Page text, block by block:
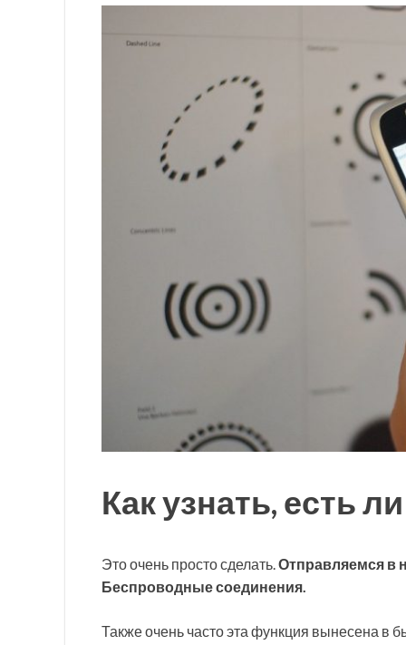
Как узнать, есть
Это очень просто сделать. Отправляемся в
Беспроводные соединения.
Также очень часто эта функция вынесена в